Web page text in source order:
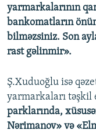
yarmarkalarının
bankomatların
bilməzsiniz. Son
rast gəlinmir».
Ş.Xuduoğlu isə
yarmarkaları təşkil
parklarında,
Nərimanov» və